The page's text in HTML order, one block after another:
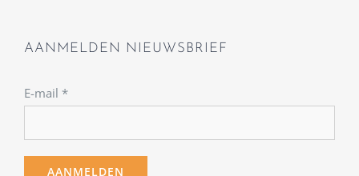
AANMELDEN NIEUWSBRIEF
E-mail *